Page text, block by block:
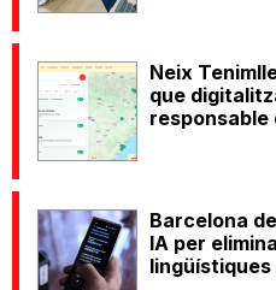
Neix
que
responsable
Barcelona
IA per
lingüístiques